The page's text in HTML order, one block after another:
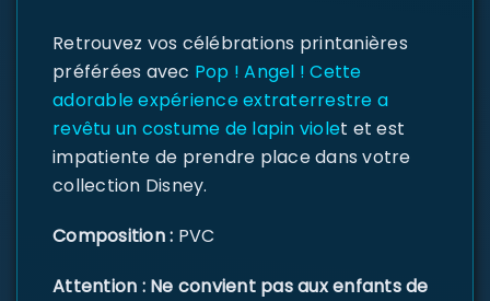
Retrouvez vos célébrations printanières
préférées avec Pop ! Angel ! Cette
adorable expérience extraterrestre a
revêtu un costume de lapin violet et est
impatiente de prendre place dans votre
collection Disney.
Composition : PVC
Attention : Ne convient pas aux enfants de